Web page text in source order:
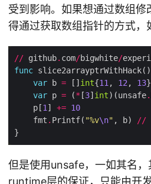
受到影响。如果想通过数组
得通过获取数组指针的方式，
// github. com/bigwhite/
func
var b = [] int{11, 12, 13
var p = (* [3] int)(unsafe.
    p[
1] += 10
    fmt
. Printf( "%v\n" , b) //
但是使用unsafe，一如其名，
runtime层的保证，只能由开